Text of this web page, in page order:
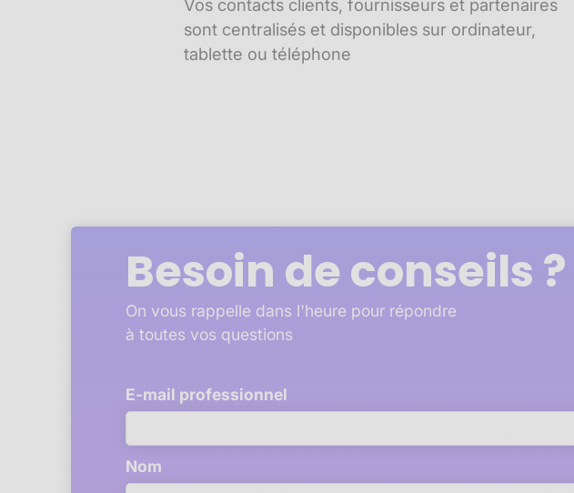
Vos contacts clients, fournisseurs et partenaires
sont centralisés et disponibles sur ordinateur,
tablette ou téléphone
Besoin de conseils ?
On vous rappelle dans l'heure pour répondre
à toutes vos questions
E-mail professionnel
Nom